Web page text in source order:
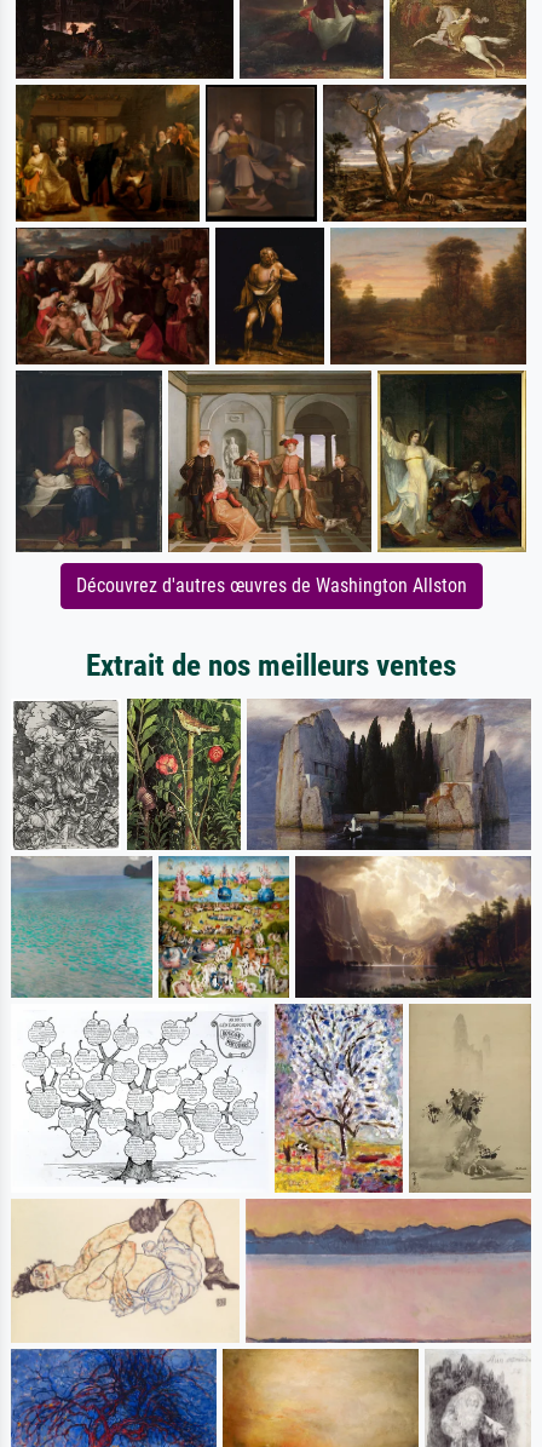
Découvrez d'autres œuvres de Washington Allston
Extrait de nos meilleurs ventes